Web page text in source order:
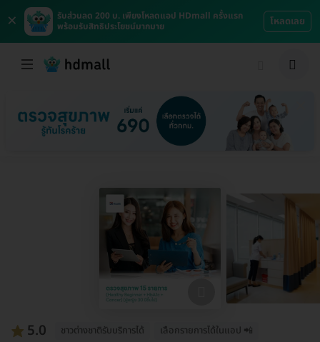
×
รับส่วนลด 200 บ. เพียงโหลดแอป HDmall ครั้งแรก
พร้อมรับสิทธิประโยชน์มากมาย
โหลดเลย
5.0 ชาวต่างชาติรับบริการได้ เลือกรายการได้ในแอป 📲